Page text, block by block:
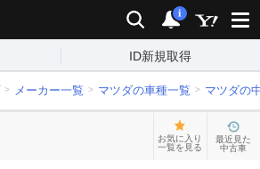
検索 通知
i
ID新規取得
メーカー一覧 マツダの車種一覧 マツダの
お気に入り
一覧を見る
最近見た
中古車